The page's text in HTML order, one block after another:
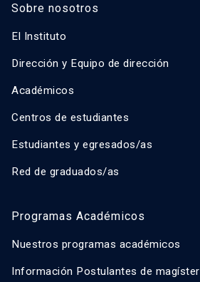
Sobre nosotros
El Instituto
Dirección y Equipo de dirección
Académicos
Centros de estudiantes
Estudiantes y egresados/as
Red de graduados/as
Programas Académicos
Nuestros programas académicos
Información Postulantes de magíster